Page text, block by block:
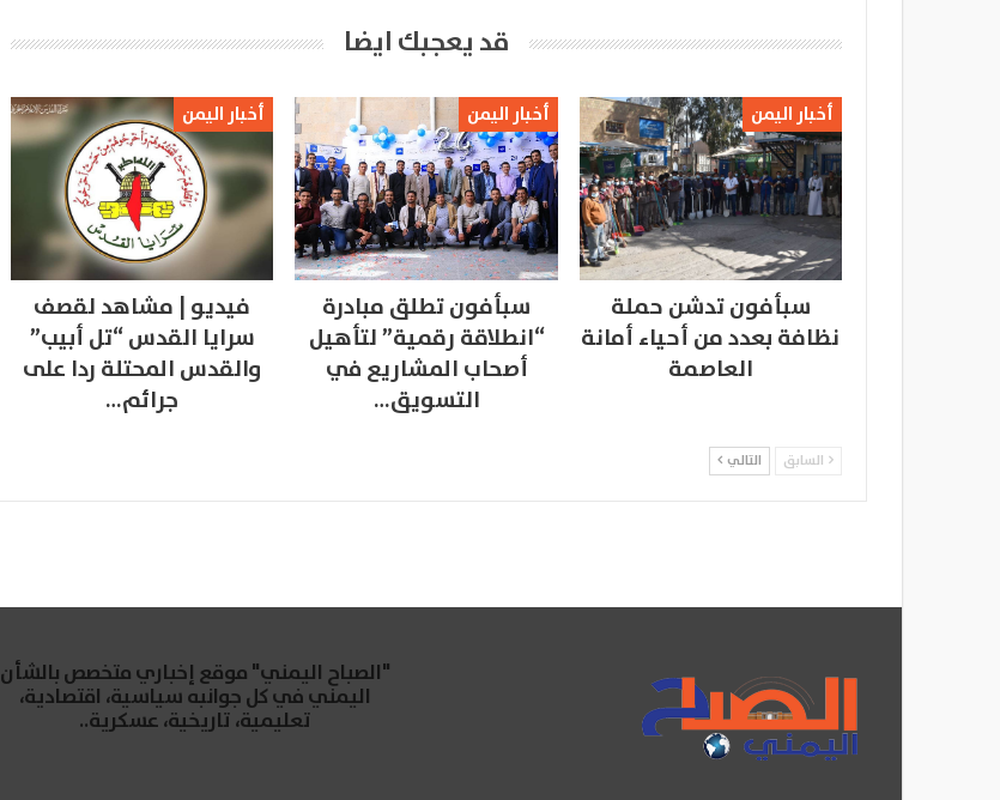
قد يعجبك ايضا
أخبار اليمن
سبأفون تدشن حملة
نظافة بعدد من أحياء أمانة
العاصمة
أخبار اليمن
سبأفون تطلق مبادرة
“انطلاقة رقمية” لتأهيل
أصحاب المشاريع في
التسويق…
أخبار اليمن
فيديو | مشاهد لقصف
سرايا القدس “تل أبيب”
والقدس المحتلة ردا على
جرائم…
السابق التالي
"الصباح اليمني" موقع إخباري متخصص بالشأن
اليمني في كل جوانبه سياسية، اقتصادية،
تعليمية، تاريخية، عسكرية..